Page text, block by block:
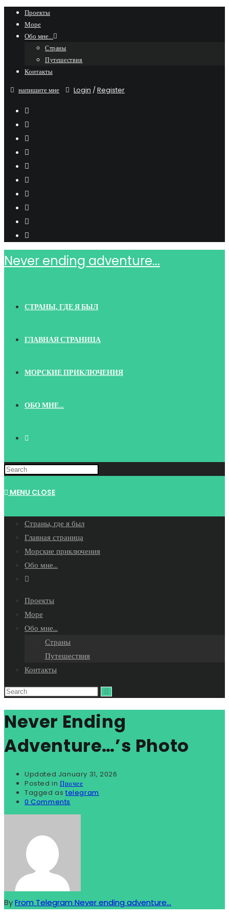
Skip
content
Проекты
Море
Обо мне…
Страны
Путешествия
Контакты
напишите мне
Login /Register
Never ending adventure...
СТРАНЫ, ГДЕ Я БЫЛ
ГЛАВНАЯ СТРАНИЦА
МОРСКИЕ ПРИКЛЮЧЕНИЯ
ОБО МНЕ…
TOGGLE
WEBSITE
MENU CLOSE
Страны, где я был
Главная страница
Морские приключения
Обо мне…
Toggle
search
Проекты
Море
Обо мне…
Страны
Путешествия
Контакты
Never Ending
Adventure…’s Photo
Updated January 31, 2026
Posted in Прочее
Tagged as telegram
0 Comments
ByFrom Telegram Never ending adventure...